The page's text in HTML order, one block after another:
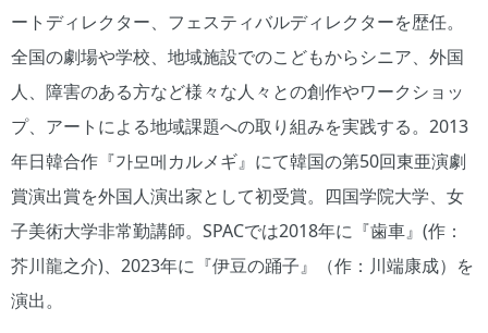
ートディレクター、フェスティバルディレクターを歴任。
全国の劇場や学校、地域施設でのこどもからシニア、外国
⼈、障害のある⽅など様々な⼈々との創作やワークショッ
プ、アートによる地域課題への取り組みを実践する。2013
年⽇韓合作『가모메カルメギ』にて韓国の第50回東亜演劇
賞演出賞を外国⼈演出家として初受賞。四国学院⼤学、女
子美術大学非常勤講師。SPACでは2018年に『⻭⾞』(作：
芥川⿓之介)、2023年に『伊⾖の踊⼦』（作：川端康成）を
演出。